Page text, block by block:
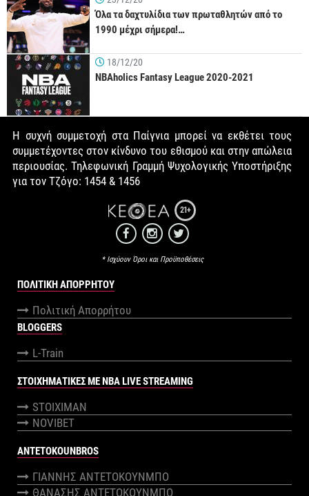
Όλα τα δαχτυλίδια των πρωταθλητών από το
1990 μέχρι σήμερα!…
18/12/20
NBAholics Fantasy League 2020-2021
Η συχνή συμμετοχή στα Παίγνια μπορεί να εκθέτει τους
συμμετέχοντες στον κίνδυνο του εθισμού και στην απώλεια
περιουσίας. Τηλεφωνική Γραμμή Ψυχολογικής Υποστήριξης
για τον Τζόγο: 1454 & 1456
21+
* Ισχύουν Όροι και Προϋποθέσεις
ΠΟΛΙΤΙΚΉ ΑΠΟΡΡΉΤΟΥ
Πολιτική Απορρήτου
BLOGGERS
L-Train
ΣΤΟΙΧΗΜΑΤΙΚΕΣ ΜΕ NBA LIVE STREAMING
STOIXIMAN
NOVIBET
ANTETOKOUNBROS
ΓΙΑΝΝΗΣ ΑΝΤΕΤΟΚΟΥΝΜΠΟ
ΘΑΝΑΣΗΣ ΑΝΤΕΤΟΚΟΥΝΜΠΟ